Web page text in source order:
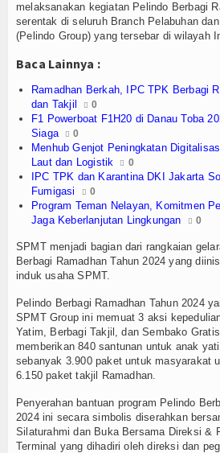
Perhubungan
Religi
Opini
Pelabuhan
Politik
Seni & Budaya
Sorot
Tauziah
Tokoh
Wisata
TV
Channel
melaksanakan kegiatan Pelindo Berbagi
serentak di seluruh Branch Pelabuhan
(Pelindo Group) yang tersebar di wilayah
Baca Lainnya :
Ramadhan Berkah, IPC TPK Berbagi
dan Takjil
0
F1 Powerboat F1H20 di Danau Toba
Siaga
0
Menhub Genjot Peningkatan
Laut dan Logistik
0
IPC TPK dan Karantina DKI Jakarta
Fumigasi
0
Program Teman Nelayan, Komitmen
Jaga Keberlanjutan Lingkungan
0
SPMT menjadi bagian dari rangkaian
Berbagi Ramadhan Tahun 2024 yang
induk usaha SPMT.
Pelindo Berbagi Ramadhan Tahun 2024
SPMT Group ini memuat 3 aksi
Yatim, Berbagi Takjil, dan Sembako
memberikan 840 santunan untuk anak
sebanyak 3.900 paket untuk masyarakat
6.150 paket takjil Ramadhan.
Penyerahan bantuan program Pelindo
2024 ini secara simbolis diserahkan
Silaturahmi dan Buka Bersama Direksi &
Terminal yang dihadiri oleh direksi dan